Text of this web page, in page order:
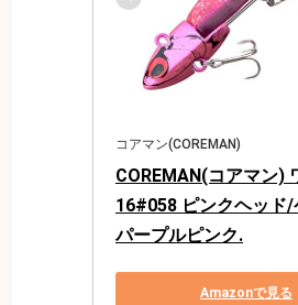
コアマン(COREMAN)
COREMAN(コアマン)
16#058 ピンクヘッド/
パープルピンク.
Amazonで見る